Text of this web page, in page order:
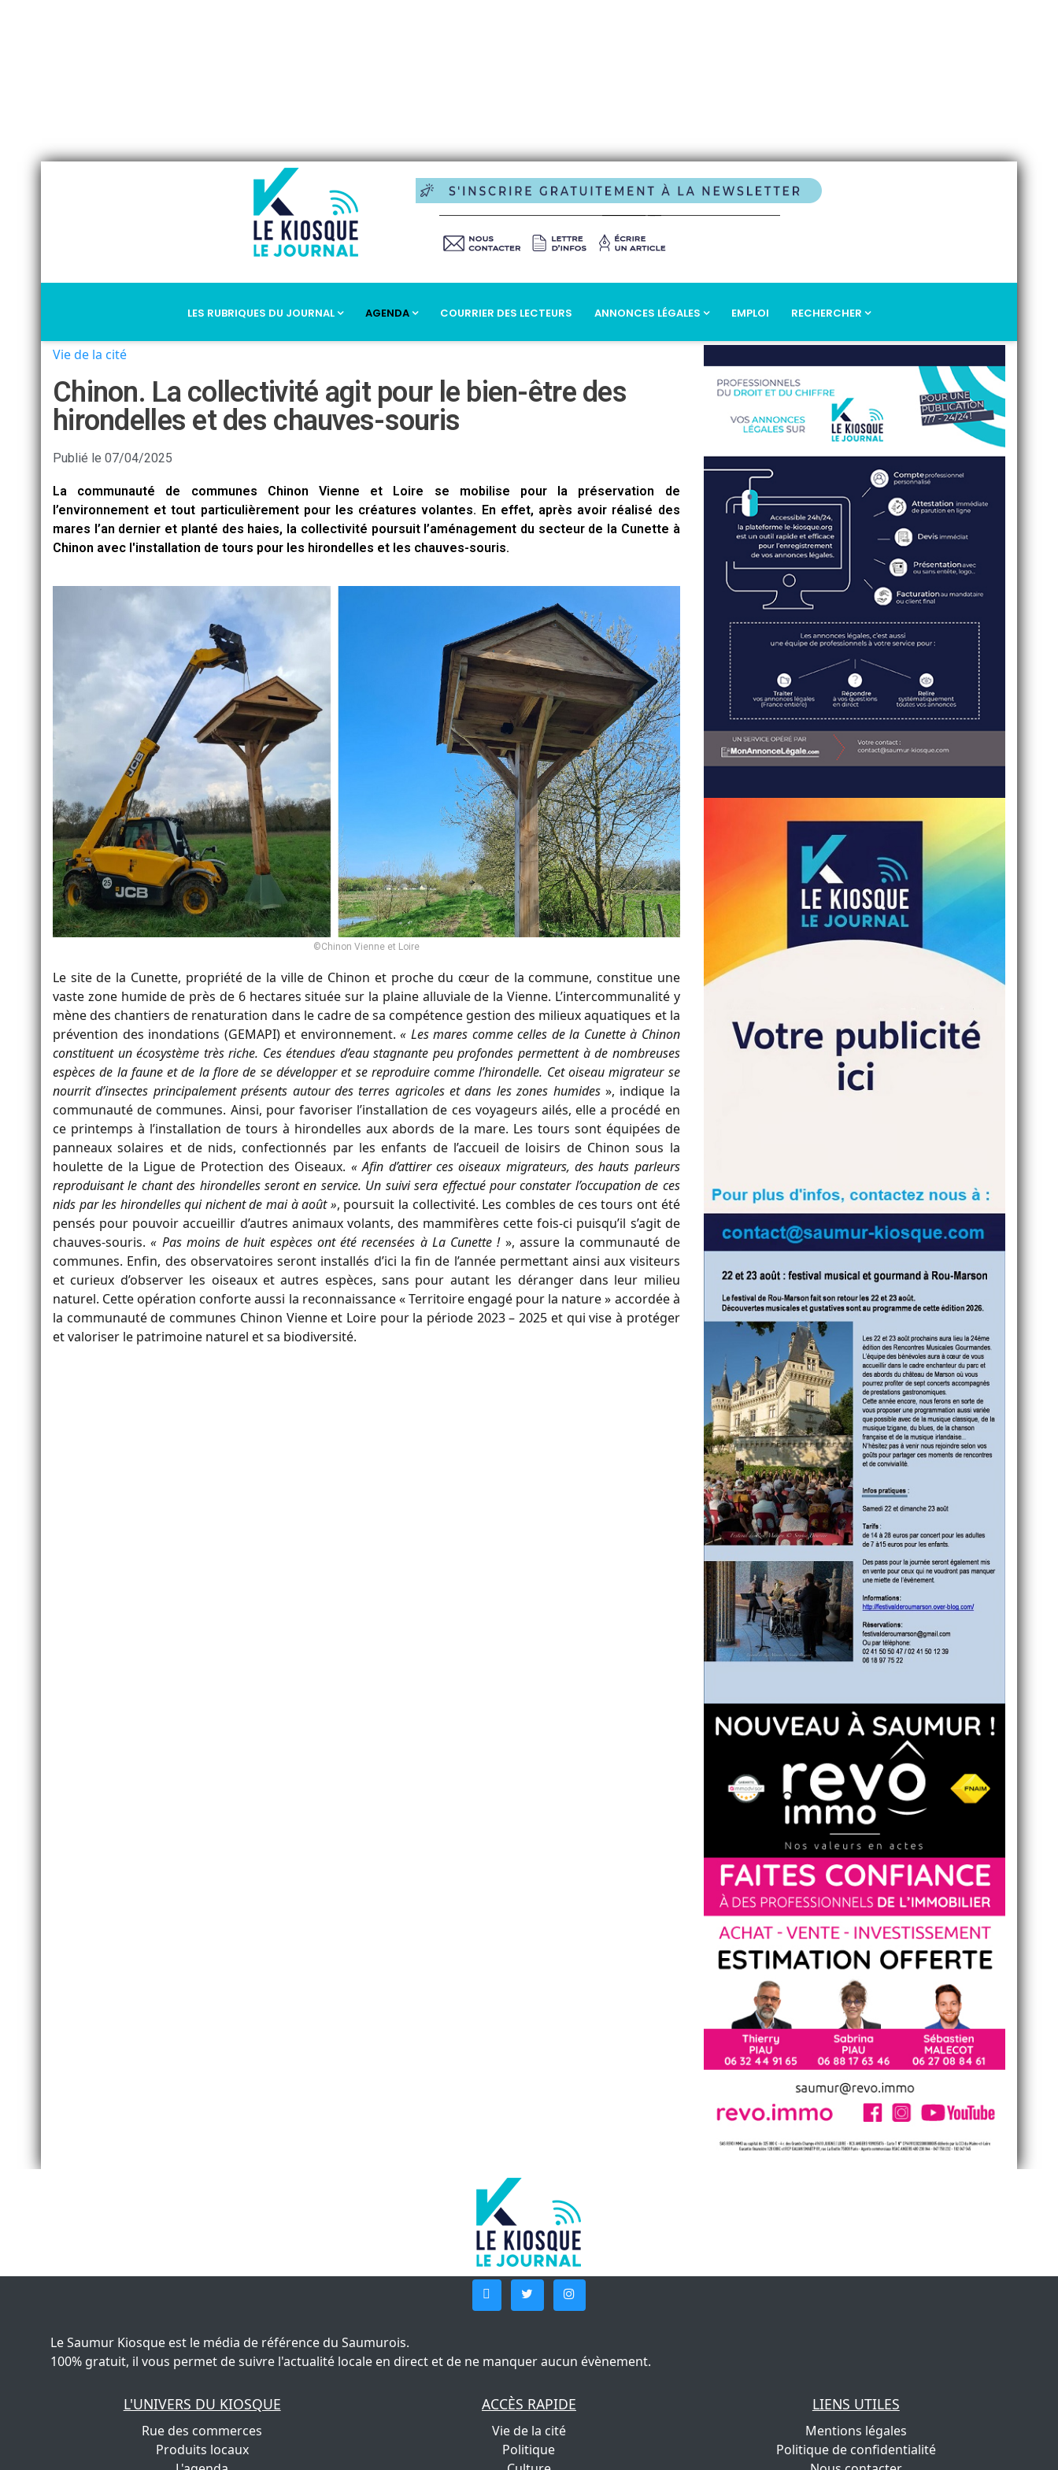
LES RUBRIQUES DU JOURNAL AGENDA COURRIER DES LECTEURS ANNONCES LÉGALES EMPLOI RECHERCHER
Vie de la cité
Chinon. La collectivité agit pour le bien-être des
hirondelles et des chauves-souris
Publié le 07/04/2025
La communauté de communes Chinon Vienne et Loire se mobilise pour la préservation de
l’environnement et tout particulièrement pour les créatures volantes. En effet, après avoir réalisé des
mares l’an dernier et planté des haies, la collectivité poursuit l’aménagement du secteur de la Cunette à
Chinon avec l'installation de tours pour les hirondelles et les chauves-souris.
©Chinon Vienne et Loire
Le site de la Cunette, propriété de la ville de Chinon et proche du cœur de la commune, constitue une
vaste zone humide de près de 6 hectares située sur la plaine alluviale de la Vienne. L’intercommunalité y
mène des chantiers de renaturation dans le cadre de sa compétence gestion des milieux aquatiques et la
prévention des inondations (GEMAPI) et environnement.« Les mares comme celles de la Cunette à Chinon
constituent un écosystème très riche. Ces étendues d’eau stagnante peu profondes permettent à de nombreuses
espèces de la faune et de la flore de se développer et se reproduire comme l’hirondelle. Cet oiseau migrateur se
nourrit d’insectes principalement présents autour des terres agricoles et dans les zones humides », indique la
communauté de communes. Ainsi, pour favoriser l’installation de ces voyageurs ailés, elle a procédé en
ce printemps à l’installation de tours à hirondelles aux abords de la mare. Les tours sont équipées de
panneaux solaires et de nids, confectionnés par les enfants de l’accueil de loisirs de Chinon sous la
houlette de la Ligue de Protection des Oiseaux. « Afin d’attirer ces oiseaux migrateurs, des hauts parleurs
reproduisant le chant des hirondelles seront en service. Un suivi sera effectué pour constater l’occupation de ces
nids par les hirondelles qui nichent de mai à août », poursuit la collectivité. Les combles de ces tours ont été
pensés pour pouvoir accueillir d’autres animaux volants, des mammifères cette fois-ci puisqu’il s’agit de
chauves-souris.« Pas moins de huit espèces ont été recensées à La Cunette !», assure la communauté de
communes. Enfin, des observatoires seront installés d’ici la fin de l’année permettant ainsi aux visiteurs
et curieux d’observer les oiseaux et autres espèces, sans pour autant les déranger dans leur milieu
naturel. Cette opération conforte aussi la reconnaissance « Territoire engagé pour la nature » accordée à
la communauté de communes Chinon Vienne et Loire pour la période 2023 – 2025 et qui vise à protéger
et valoriser le patrimoine naturel et sa biodiversité.
Le Saumur Kiosque est le média de référence du Saumurois.
100% gratuit, il vous permet de suivre l'actualité locale en direct et de ne manquer aucun évènement.
L'UNIVERS DU KIOSQUE
Rue des commerces
Produits locaux
ACCÈS RAPIDE
Vie de la cité
Politique
LIENS UTILES
Mentions légales
Politique de confidentialité